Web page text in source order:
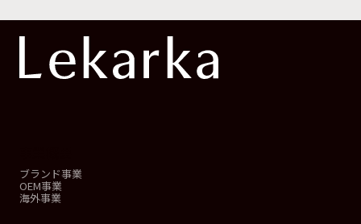
ブランド事業
OEM事業
海外事業